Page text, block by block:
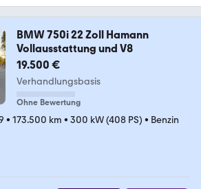
BMW 750i 22 Zoll Hamann
Vollausstattung und V8
19.500 €
Verhandlungsbasis
Ohne Bewertung
• 173.500 km • 300 kW (408 PS) • Benzin